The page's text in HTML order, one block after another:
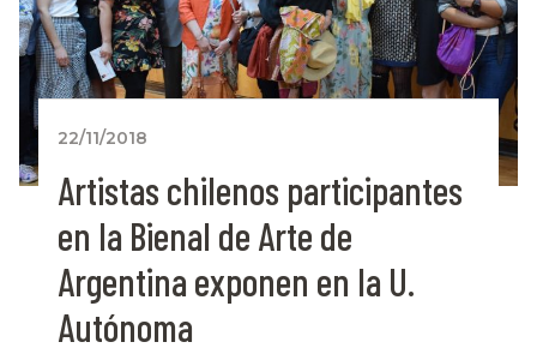
22/11/2018
Artistas chilenos participantes
en la Bienal de Arte de
Argentina exponen en la U.
Autónoma